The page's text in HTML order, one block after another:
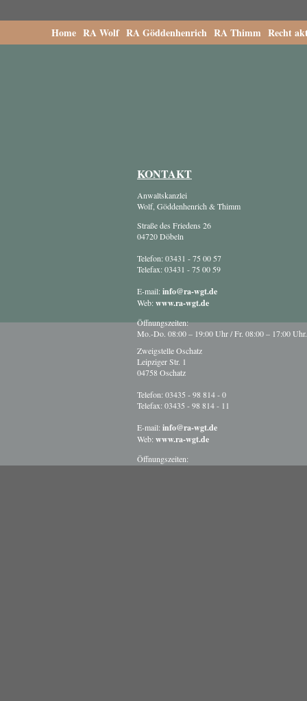
Home RA Wolf RA Göddenhenrich RA Thimm Recht
KONTAKT
Anwaltskanzlei
Wolf, Göddenhenrich & Thimm
Straße des Friedens 26
04720 Döbeln
Telefon: 03431 - 75 00 57
Telefax: 03431 - 75 00 59
E-mail:info@ra-wgt.de
Web:www.ra-wgt.de
Öffnungszeiten:
Mo.-Do. 08:00 – 19:00 Uhr / Fr. 08:00 – 17:00 Uhr.
Zweigstelle Oschatz
Leipziger Str. 1
04758 Oschatz
Telefon: 03435 - 98 814 - 0
Telefax: 03435 - 98 814 - 11
E-mail: info@ra-wgt.de
Web: www.ra-wgt.de
Öffnungszeiten: